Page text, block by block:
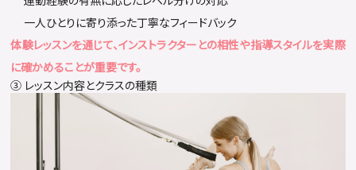
一人ひとりに寄り添った丁寧なフィードバック
体験レッスンを通じて、インストラクターとの相性や指導スタイルを実際
に確かめることが重要です。
③ レッスン内容とクラスの種類